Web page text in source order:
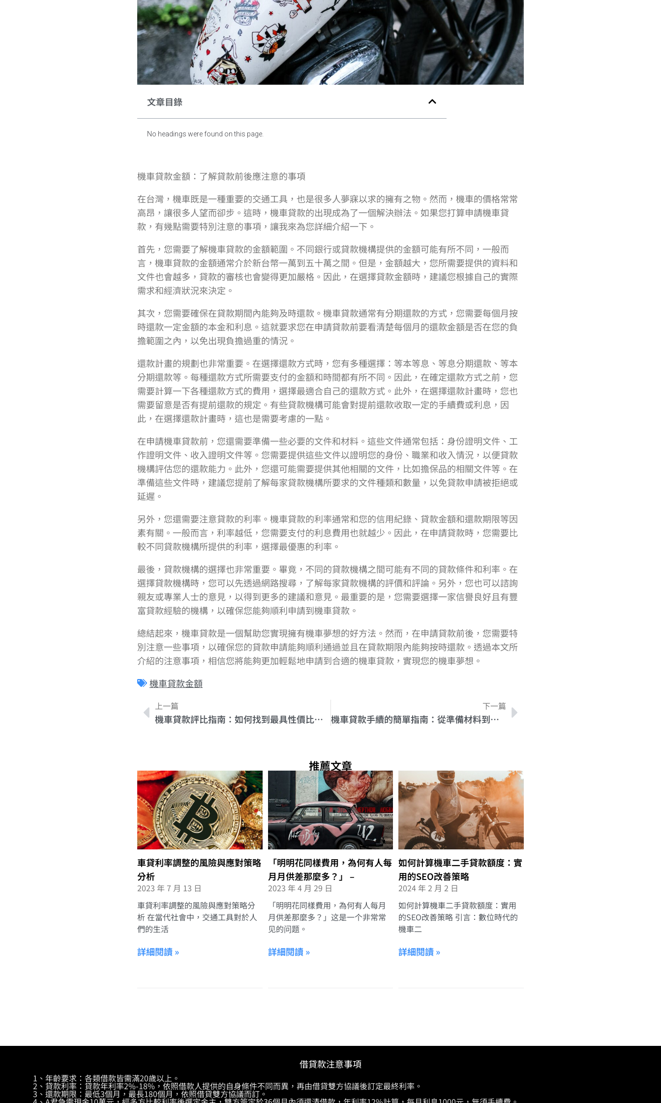
文章目錄
No headings were found on this page.
機車貸款金額：了解貸款前後應注意的事項
在台灣，機車既是一種重要的交通工具，也是很多人夢寐以求的擁有之物。然而，機車的價格常常
高昂，讓很多人望而卻步。這時，機車貸款的出現成為了一個解決辦法。如果您打算申請機車貸
款，有幾點需要特別注意的事項，讓我來為您詳細介紹一下。
首先，您需要了解機車貸款的金額範圍。不同銀行或貸款機構提供的金額可能有所不同，一般而
言，機車貸款的金額通常介於新台幣一萬到五十萬之間。但是，金額越大，您所需要提供的資料和
文件也會越多，貸款的審核也會變得更加嚴格。因此，在選擇貸款金額時，建議您根據自己的實際
需求和經濟狀況來決定。
其次，您需要確保在貸款期間內能夠及時還款。機車貸款通常有分期還款的方式，您需要每個月按
時還款一定金額的本金和利息。這就要求您在申請貸款前要看清楚每個月的還款金額是否在您的負
擔範圍之內，以免出現負擔過重的情況。
還款計畫的規劃也非常重要。在選擇還款方式時，您有多種選擇：等本等息、等息分期還款、等本
分期還款等。每種還款方式所需要支付的金額和時間都有所不同。因此，在確定還款方式之前，您
需要計算一下各種還款方式的費用，選擇最適合自己的還款方式。此外，在選擇還款計畫時，您也
需要留意是否有提前還款的規定。有些貸款機構可能會對提前還款收取一定的手續費或利息，因
此，在選擇還款計畫時，這也是需要考慮的一點。
在申請機車貸款前，您還需要準備一些必要的文件和材料。這些文件通常包括：身份證明文件、工
作證明文件、收入證明文件等。您需要提供這些文件以證明您的身份、職業和收入情況，以便貸款
機構評估您的還款能力。此外，您還可能需要提供其他相關的文件，比如擔保品的相關文件等。在
準備這些文件時，建議您提前了解每家貸款機構所要求的文件種類和數量，以免貸款申請被拒絕或
延遲。
另外，您還需要注意貸款的利率。機車貸款的利率通常和您的信用紀錄、貸款金額和還款期限等因
素有關。一般而言，利率越低，您需要支付的利息費用也就越少。因此，在申請貸款時，您需要比
較不同貸款機構所提供的利率，選擇最優惠的利率。
最後，貸款機構的選擇也非常重要。畢竟，不同的貸款機構之間可能有不同的貸款條件和利率。在
選擇貸款機構時，您可以先透過網路搜尋，了解每家貸款機構的評價和評論。另外，您也可以諮詢
親友或專業人士的意見，以得到更多的建議和意見。最重要的是，您需要選擇一家信譽良好且有豐
富貸款經驗的機構，以確保您能夠順利申請到機車貸款。
總結起來，機車貸款是一個幫助您實現擁有機車夢想的好方法。然而，在申請貸款前後，您需要特
別注意一些事項，以確保您的貸款申請能夠順利通過並且在貸款期限內能夠按時還款。透過本文所
介紹的注意事項，相信您將能夠更加輕鬆地申請到合適的機車貸款，實現您的機車夢想。
機車貸款金額
上一篇
機車貸款評比指南：如何找到最具性價比的貸款選擇
下一篇
機車貸款手續的簡單指南：從準備材料到獲得貸款
推薦文章
車貸利率調整的風險與應對策略
分析
2023 年 7 月 13 日
車貸利率調整的風險與應對策略分
析 在當代社會中，交通工具對於人
們的生活
詳細閱讀 »
「明明花同樣費用，為何有人每
月月供差那麼多？」 –
2023 年 4 月 29 日
「明明花同樣費用，為何有人每月
月供差那麼多？」这是一个非常常
见的问题。
詳細閱讀 »
如何計算機車二手貸款額度：實
用的SEO改善策略
2024 年 2 月 2 日
如何計算機車二手貸款額度：實用
的SEO改善策略 引言：數位時代的
機車二
詳細閱讀 »
借貸款注意事項
1、年齡要求：各類借款皆需滿20歲以上。
2、貸款利率：貸款年利率2%-18%，依照借款人提供的自身條件不同而異，再由借貸雙方協議後訂定最終利率。
3、還款期限：最低3個月，最長180個月，依照借貸雙方協議而訂。